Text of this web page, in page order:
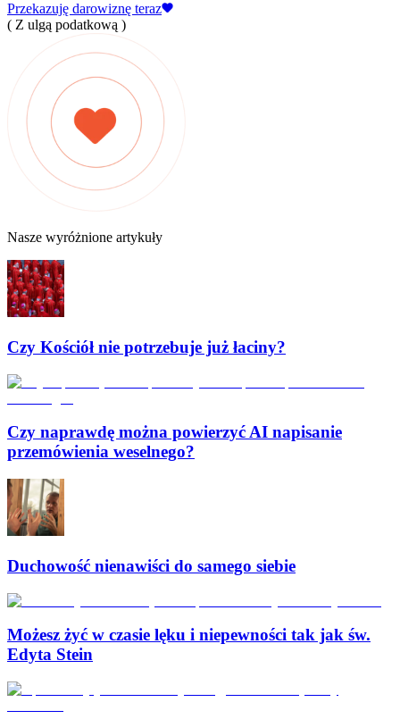
Przekazuję darowiznę teraz
( Z ulgą podatkową )
Nasze wyróżnione artykuły
Czy Kościół nie potrzebuje już łaciny?
Czy naprawdę można powierzyć AI napisanie
przemówienia weselnego?
Duchowość nienawiści do samego siebie
Możesz żyć w czasie lęku i niepewności tak jak św.
Edyta Stein